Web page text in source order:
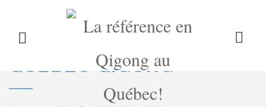
LE QIGONG L’INSTITUT COURS
AUTHOR
QUEBEC QIGONG